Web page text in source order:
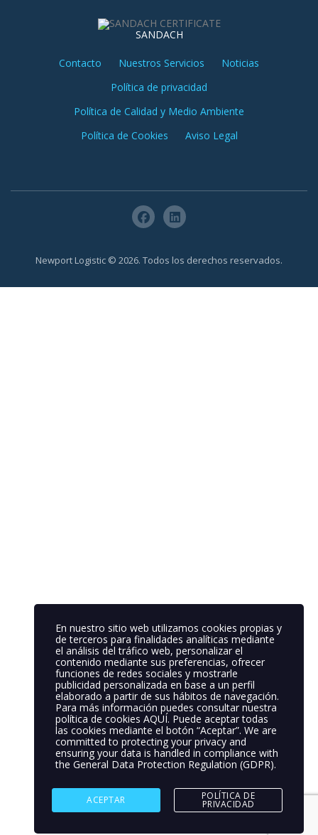
SANDACH
Contacto Nuestros Servicios
Noticias
Política de privacidad
Política de Calidad y Medio Ambiente
Política de Cookies
Aviso Legal
Newport Logistic © 2026. Todos los derechos reservados.
En nuestro sitio web utilizamos cookies propias y
de terceros para finalidades analíticas mediante
el análisis del tráfico web, personalizar el
contenido mediante sus preferencias, ofrecer
funciones de redes sociales y mostrarle
publicidad personalizada en base a un perfil
elaborado a partir de sus hábitos de navegación.
Para más información puedes consultar nuestra
política de cookies AQUÍ. Puede aceptar todas
las cookies mediante el botón “Aceptar”. We are
committed to protecting your privacy and
ensuring your data is handled in compliance with
the General Data Protection Regulation (GDPR).
ACEPTAR POLÍTICA DE
PRIVACIDAD